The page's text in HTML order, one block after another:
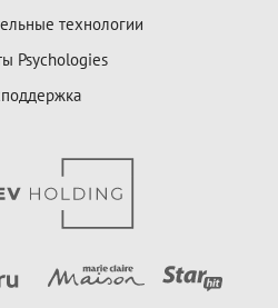
технологии
Psychologies